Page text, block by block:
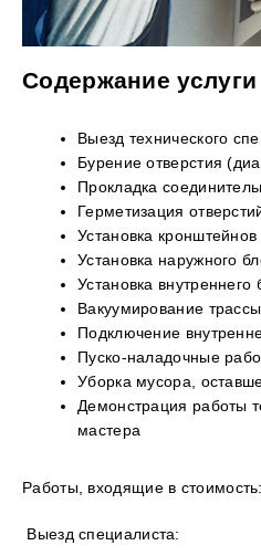
Содержание услуги
Выезд технического
Бурение отверстия
Прокладка
Герметизация
Установка
Установка наружного
Установка внутреннего
Вакуумирование
Подключение
Пуско-наладочные
Уборка мусора,
Демонстрация работы
мастера
Работы, входящие в стоимость:
Выезд специалиста: